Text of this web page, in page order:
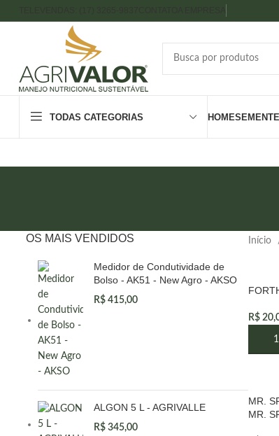
TODAS CATEGORIAS HOME
OS MAIS VENDIDOS
Medidor de Condutividade de
Bolso - AK51 - New Agro - AKSO
R$ 415,00
ALGON 5 L - AGRIVALLE
R$ 345,00
Início
R$
MR.
MR.